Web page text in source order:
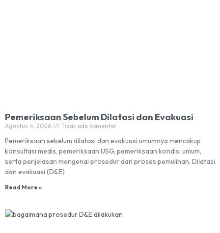
Pemeriksaan Sebelum Dilatasi dan Evakuasi
Agustus 4, 2026 Tidak ada komentar
Pemeriksaan sebelum dilatasi dan evakuasi umumnya mencakup
konsultasi medis, pemeriksaan USG, pemeriksaan kondisi umum,
serta penjelasan mengenai prosedur dan proses pemulihan. Dilatasi
dan evakuasi (D&E)
Read More »